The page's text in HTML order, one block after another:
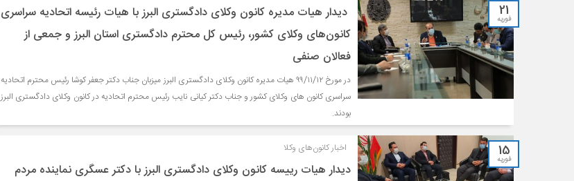
21
فوریه
دیدار هیات مدیره کانون وکلاى دادگسترى البرز با هیات رئیسه اتحادیه سراسرى
کانون‌هاى وکلاى کشور، رئیس کل محترم دادگسترى استان البرز و جمعى از
فعالان صنفى
در مورخ ۹۹/۱۱/۱۲ هیات مدیره کانون وکلای دادگستری البرز میزبان جناب دكتر جعفر كوشا رئيس محترم اتحاديه
سراسرى كانون هاى وكلاى كشور و جناب دكتر كيانى نايب رئيس محترم اتحاديه در كانون وكلاى دادگسترى البرز
بودند.
15
فوریه
اخبار کانون‌های وکلا
دیدار هیات رییسه کانون وکلای دادگستری البرز با دکتر عسگری نماینده مردم